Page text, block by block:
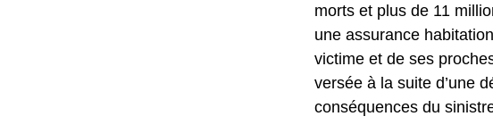
morts et plus de 11
une assurance
victime et de ses
versée à la suite d’une
conséquences du